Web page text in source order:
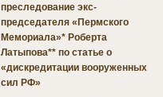
преследование экс-
председателя «Пермского
Мемориала»* Роберта
Латыпова** по статье о
«дискредитации вооруженных
сил РФ»